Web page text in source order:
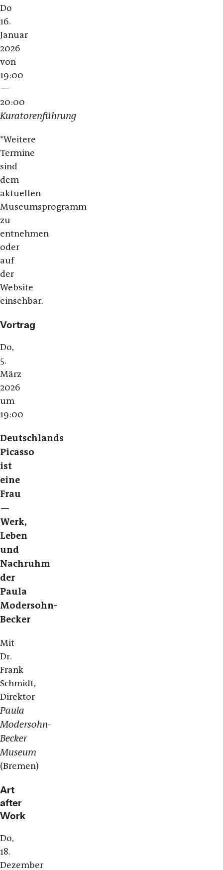
Do
16.
Januar
2026
von
19:00
—
20:00
Kuratorenführung
*Weitere
Termine
sind
dem
aktuellen
Museumsprogramm
zu
entnehmen
oder
auf
der
Website
einsehbar.
Vortrag
Do,
5.
März
2026
um
19:00
Deutschlands
Picasso
ist
eine
Frau
—
Werk,
Leben
und
Nachruhm
der
Paula
Modersohn-
Becker
Mit
Dr.
Frank
Schmidt,
Direktor
Paula
Modersohn-
Becker
Museum
(Bremen)
Art
after
Work
Do,
18.
Dezember